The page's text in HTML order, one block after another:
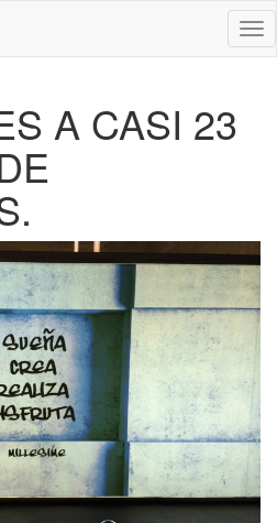
A CASI 23